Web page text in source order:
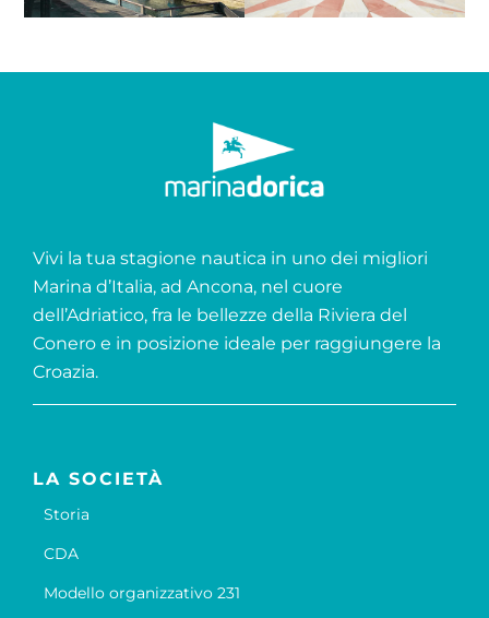
Vivi la tua stagione nautica in uno dei migliori
Marina d’Italia, ad Ancona, nel cuore
dell’Adriatico, fra le bellezze della Riviera del
Conero e in posizione ideale per raggiungere la
Croazia.
LA SOCIETÀ
Storia
CDA
Modello organizzativo 231